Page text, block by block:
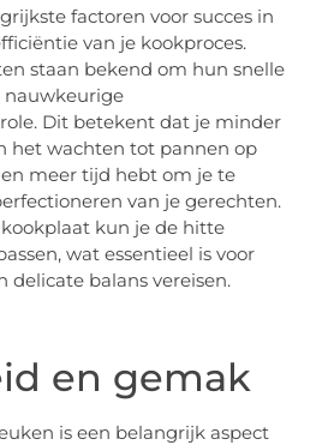
factoren voor succes in
van je kookproces.
staan bekend om hun snelle
Dit betekent dat je minder
het wachten tot pannen op
meer tijd hebt om je te
van je gerechten.
kun je de hitte
wat essentieel is voor
delicate balans vereisen.
en gemak
is een belangrijk aspect